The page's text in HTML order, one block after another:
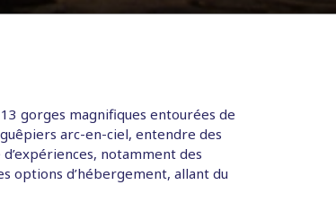
gorges magnifiques entourées de
arc-en-ciel, entendre des
notamment des
options d’hébergement, allant du